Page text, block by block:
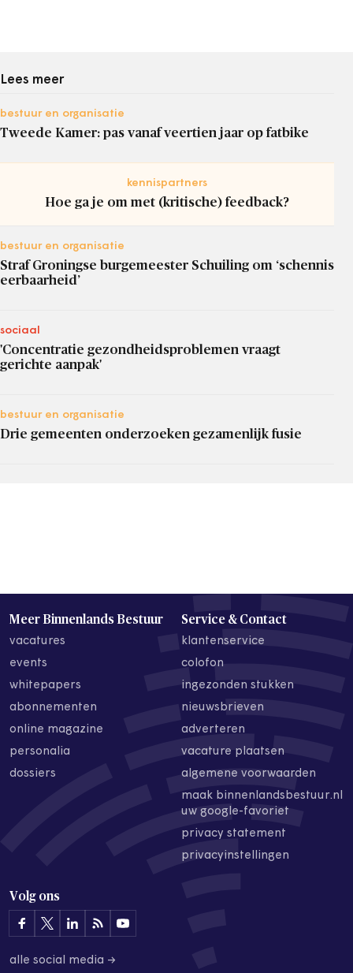
Lees meer
bestuur en organisatie
Tweede Kamer: pas vanaf veertien jaar op fatbike
kennispartners
Hoe ga je om met (kritische) feedback?
bestuur en organisatie
Straf Groningse burgemeester Schuiling om ‘schennis
eerbaarheid’
sociaal
'Concentratie gezondheidsproblemen vraagt
gerichte aanpak'
bestuur en organisatie
Drie gemeenten onderzoeken gezamenlijk fusie
Meer Binnenlands Bestuur
vacatures
events
whitepapers
abonnementen
online magazine
personalia
dossiers
Service & Contact
klantenservice
colofon
ingezonden stukken
nieuwsbrieven
adverteren
vacature plaatsen
algemene voorwaarden
maak binnenlandsbestuur.nl
uw google-favoriet
privacy statement
privacyinstellingen
Volg ons
alle social media →